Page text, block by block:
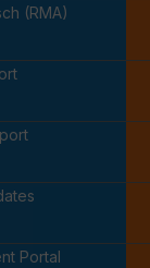
(RMA)
Portal